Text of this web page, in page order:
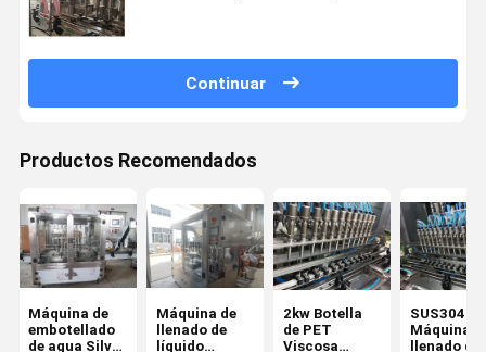
Continuar
Productos Recomendados
Máquina de
embotellado
de agua Silver
Máquina de
llenado de
líquido
2kw Botella
de PET
Viscosa
SUS304
Máquina
llenado de